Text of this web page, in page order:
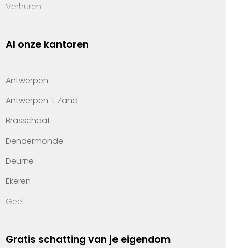
Verhuren
Property management
Kennis van wonen
Kantoren
Veelgestelde vragen
Werken bij Heylen Vastgoed
Contact
Al onze kantoren
Antwerpen
Antwerpen 't Zand
Brasschaat
Dendermonde
Deurne
Ekeren
Geel
Hasselt
Gratis schatting van je eigendom